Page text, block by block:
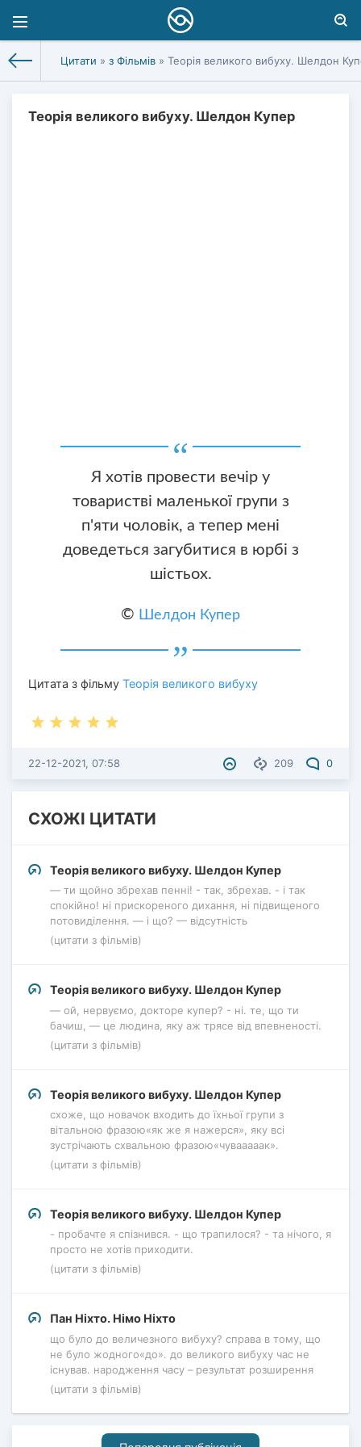
Цитати » з Фільмів » Теорія великого вибуху. Шелдон
Теорія великого вибуху. Шелдон Купер
Я хотів провести вечір у
товаристві маленької групи з
п'яти чоловік, а тепер мені
доведеться загубитися в юрбі з
шістьох.
© Шелдон Купер
Цитата з фільму Теорія великого вибуху
209 0
22-12-2021, 07:58
СХОЖІ ЦИТАТИ
Теорія великого вибуху. Шелдон Купер
— ти щойно збрехав пенні! - так, збрехав. - і так
спокійно! ні прискореного дихання, ні підвищеного
потовиділення. — і що? — відсутність
(цитати з фільмів)
Теорія великого вибуху. Шелдон Купер
— ой, нервуємо, докторе купер? - ні. те, що ти
бачиш, — це людина, яку аж трясе від впевненості.
(цитати з фільмів)
Теорія великого вибуху. Шелдон Купер
схоже, що новачок входить до їхньої групи з
вітальною фразою«як же я нажерся», яку всі
зустрічають схвальною фразою«чувааааак».
(цитати з фільмів)
Теорія великого вибуху. Шелдон Купер
- пробачте я спізнився. - що трапилося? - та нічого, я
просто не хотів приходити.
(цитати з фільмів)
Пан Ніхто. Німо Ніхто
що було до величезного вибуху? справа в тому, що
не було жодного«до». до великого вибуху час не
існував. народження часу – результат розширення
(цитати з фільмів)